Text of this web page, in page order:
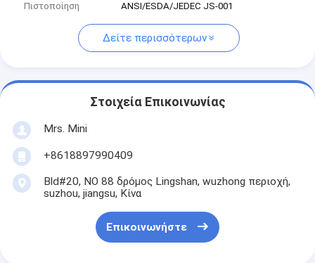
Πιστοποίηση
ANSI/ESDA/JEDEC JS-001
Δείτε περισσότερων
Στοιχεία Επικοινωνίας
Mrs. Mini
+8618897990409
Bld#20, ΝΟ 88 δρόμος Lingshan, wuzhong περιοχή,
suzhou, jiangsu, Κίνα
Επικοινωνήστε